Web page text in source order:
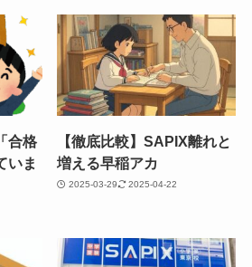
合格
いま
【徹底比較】SAPIX離れと
増える早稲アカ
2025-03-29 2025-04-22